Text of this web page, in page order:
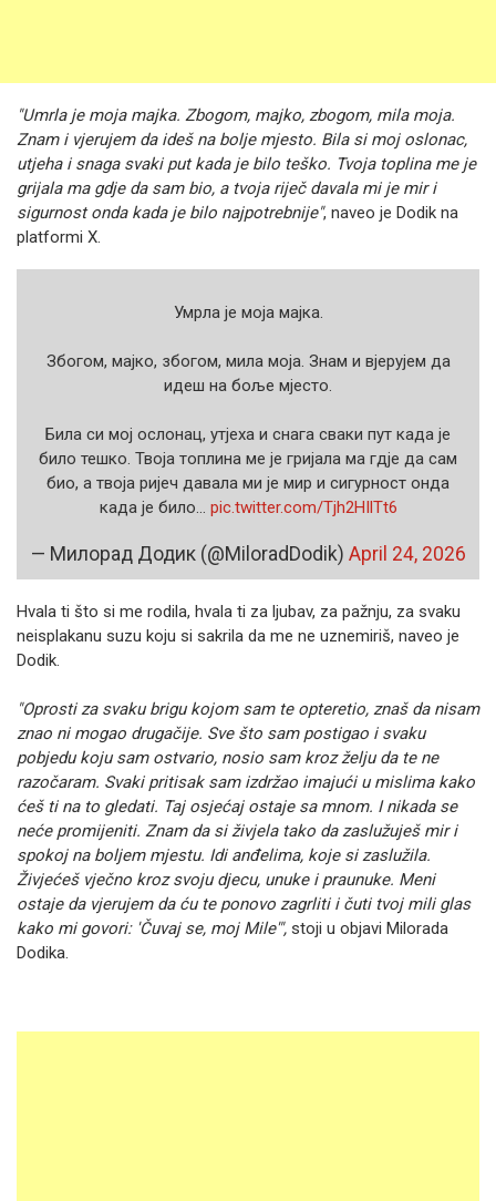
"Umrla je moja majka. Zbogom, majko, zbogom, mila moja.
Znam i vjerujem da ideš na bolje mjesto. Bila si moj oslonac,
utjeha i snaga svaki put kada je bilo teško. Tvoja toplina me je
grijala ma gdje da sam bio, a tvoja riječ davala mi je mir i
sigurnost onda kada je bilo najpotrebnije", naveo je Dodik na
platformi X.
Умрла је моја мајка.
Збогом, мајко, збогом, мила моја. Знам и вјерујем да
идеш на боље мјесто.
Била си мој ослонац, утјеха и снага сваки пут када је
било тешко. Твоја топлина ме je гријала ма гдје да сам
био, а твоја ријеч давала ми је мир и сигурност онда
када је било… pic.twitter.com/Tjh2HIlTt6
— Милорад Додик (@MiloradDodik) April 24, 2026
Hvala ti što si me rodila, hvala ti za ljubav, za pažnju, za svaku
neisplakanu suzu koju si sakrila da me ne uznemiriš, naveo je
Dodik.
"Oprosti za svaku brigu kojom sam te opteretio, znaš da nisam
znao ni mogao drugačije. Sve što sam postigao i svaku
pobjedu koju sam ostvario, nosio sam kroz želju da te ne
razočaram. Svaki pritisak sam izdržao imajući u mislima kako
ćeš ti na to gledati. Taj osjećaj ostaje sa mnom. I nikada se
neće promijeniti. Znam da si živjela tako da zaslužuješ mir i
spokoj na boljem mjestu. Idi anđelima, koje si zaslužila.
Živjećeš vječno kroz svoju djecu, unuke i praunuke. Meni
ostaje da vjerujem da ću te ponovo zagrliti i čuti tvoj mili glas
kako mi govori: 'Čuvaj se, moj Mile'", stoji u objavi Milorada
Dodika.